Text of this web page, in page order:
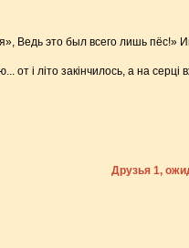
Ведь это был всего лишь
от і літо закінчилось, а на
Друзья 1,